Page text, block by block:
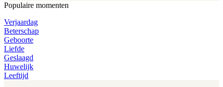
Populaire momenten
Verjaardag
Beterschap
Geboorte
Liefde
Geslaagd
Huwelijk
Leeftijd